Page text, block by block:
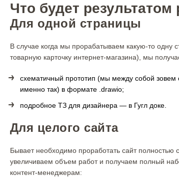
Что будет результатом
Для одной страницы
В случае когда мы прорабатываем какую-то одну
товарную карточку интернет-магазина), мы
схематичный прототип (мы между собой зовем
именно так) в формате .drawio;
подробное ТЗ для дизайнера — в Гугл доке.
Для целого сайта
Бывает необходимо проработать сайт
увеличиваем объем работ и получаем полный
контент-менеджерам: